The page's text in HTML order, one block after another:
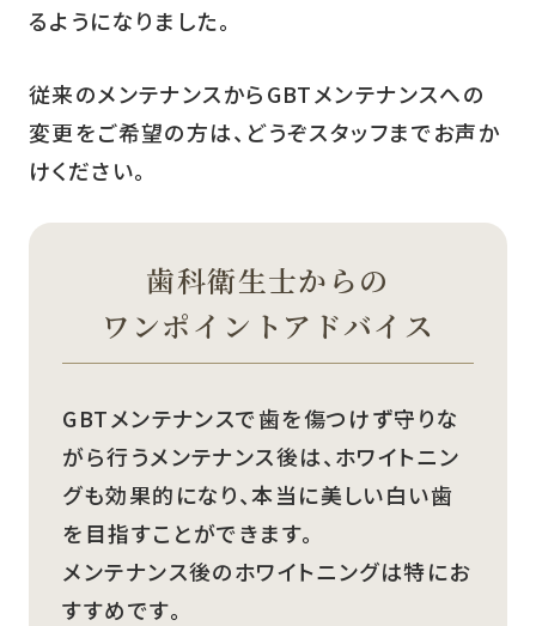
るようになりました。
従来のメンテナンスからGBTメンテナンスへの
変更をご希望の方は、どうぞスタッフまでお声か
けください。
歯科衛生士からの
ワンポイントアドバイス
GBTメンテナンスで歯を傷つけず守りな
がら行うメンテナンス後は、ホワイトニン
グも効果的になり、本当に美しい白い歯
を目指すことができます。
メンテナンス後のホワイトニングは特にお
すすめです。